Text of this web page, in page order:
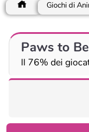
Giochi di
Paws to
Il 76% dei